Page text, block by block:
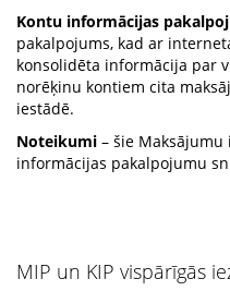
Kontu informācijas
pakalpojums, kad ar
konsolidēta informācija par
norēķinu kontiem cita
iestādē.
Noteikumi – šie
informācijas pakalpojumu
MIP un KIP vispārīgās